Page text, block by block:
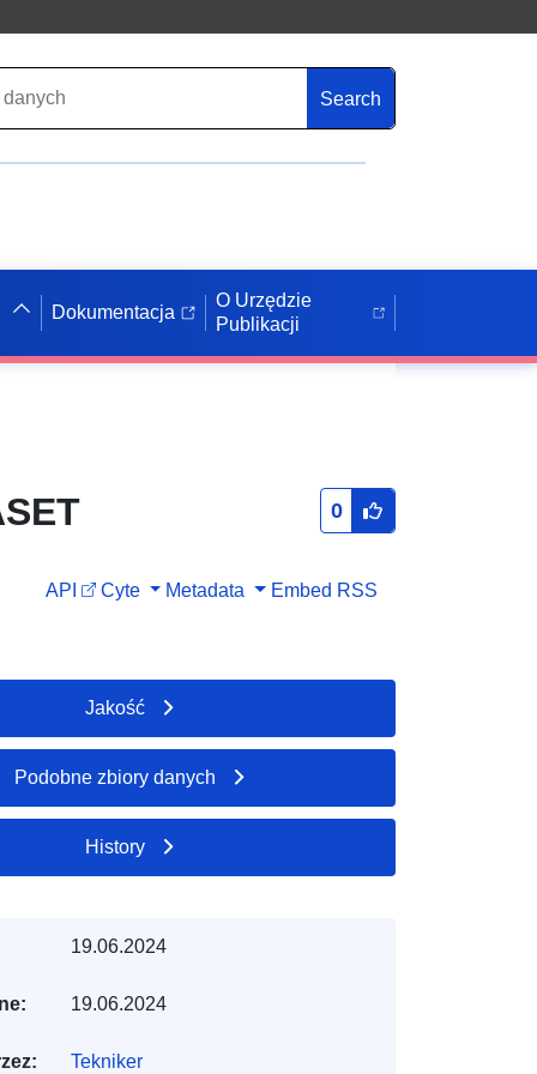
Search
Dokumentacja
O Urzędzie
Publikacji
0
API Cyte Metadata Embed RSS
Jakość
Podobne zbiory danych
History
19.06.2024
19.06.2024
Tekniker